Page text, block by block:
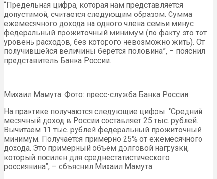
“Предельная цифра, которая нам представляется
допустимой, считается следующим образом. Сумма
ежемесячного дохода на одного члена семьи минус
федеральный прожиточный минимум (по факту это тот
уровень расходов, без которого невозможно жить). От
получившейся величины берется половина”, – пояснил
представитель Банка России.
Михаил Мамута. Фото: пресс-служба Банка России
На практике получаются следующие цифры. “Средний
месячный доход в России составляет 25 тыс. рублей.
Вычитаем 11 тыс. рублей федеральный прожиточный
минимум. Получается примерно 25% от ежемесячного
дохода. Это примерный объем долговой нагрузки,
который посилен для среднестатистического
россиянина”, – объяснил Михаил Мамута.